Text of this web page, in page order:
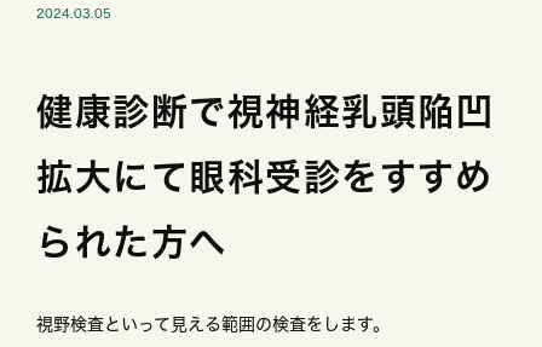
2024.03.05
健康診断で視神経乳頭陥凹
拡大にて眼科受診をすすめ
られた方へ
視野検査といって見える範囲の検査をします。